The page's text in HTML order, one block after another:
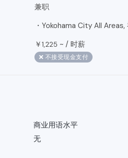
兼职
・Yokohama City All Areas,
￥1,225 ~ / 时薪
❌ 不接受现金支付
商业用语水平
无